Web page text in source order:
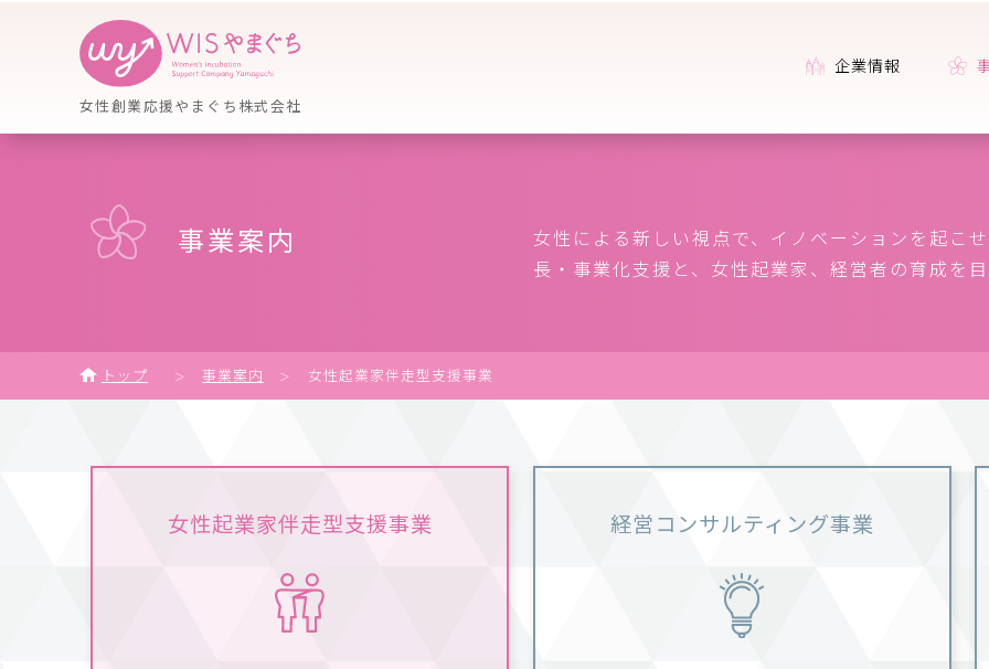
女性創業応援やまぐち株式会社
企業情報
事業案内
女性による新しい視点で、イノベーションを起こ
長・事業化支援と、女性起業家、経営者の育成を
トップ ＞ 事業案内 ＞ 女性起業家伴走型支援事業
女性起業家伴走型支援事業 経営コンサルティング事業